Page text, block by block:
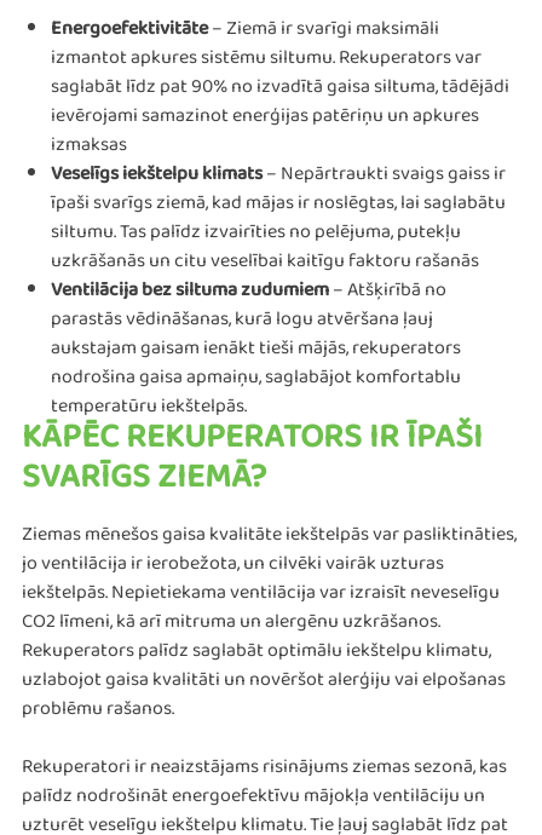
Energoefektivitāte– Ziemā ir svarīgi maksimāli
izmantot apkures sistēmu siltumu. Rekuperators var
saglabāt līdz pat 90% no izvadītā gaisa siltuma, tādējādi
ievērojami samazinot enerģijas patēriņu un apkures
izmaksas​
Veselīgs iekštelpu klimats– Nepārtraukti svaigs gaiss ir
īpaši svarīgs ziemā, kad mājas ir noslēgtas, lai saglabātu
siltumu. Tas palīdz izvairīties no pelējuma, putekļu
uzkrāšanās un citu veselībai kaitīgu faktoru rašanās
Ventilācija bez siltuma zudumiem– Atšķirībā no
parastās vēdināšanas, kurā logu atvēršana ļauj
aukstajam gaisam ienākt tieši mājās, rekuperators
nodrošina gaisa apmaiņu, saglabājot komfortablu
temperatūru iekštelpās.
KĀPĒC REKUPERATORS IR ĪPAŠI
SVARĪGS ZIEMĀ?
Ziemas mēnešos gaisa kvalitāte iekštelpās var pasliktināties,
jo ventilācija ir ierobežota, un cilvēki vairāk uzturas
iekštelpās. Nepietiekama ventilācija var izraisīt neveselīgu
CO2 līmeni, kā arī mitruma un alergēnu uzkrāšanos.
Rekuperators palīdz saglabāt optimālu iekštelpu klimatu,
uzlabojot gaisa kvalitāti un novēršot alerģiju vai elpošanas
problēmu rašanos.
Rekuperatori ir neaizstājams risinājums ziemas sezonā, kas
palīdz nodrošināt energoefektīvu mājokļa ventilāciju un